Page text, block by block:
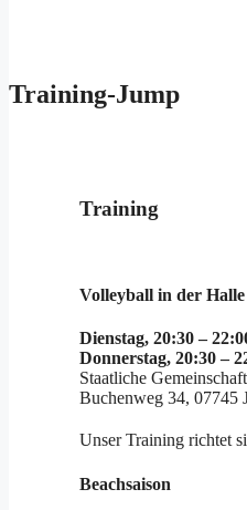
Training-Jump
Training
Volleyball in der Halle
Dienstag, 20:30 –
Donnerstag, 20:30 –
Staatliche
Buchenweg 34, 07745
Unser Training richtet
Beachsaison